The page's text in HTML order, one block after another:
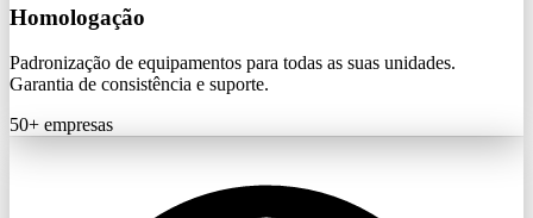
Homologação
Padronização de equipamentos para todas as suas unidades.
Garantia de consistência e suporte.
50+ empresas